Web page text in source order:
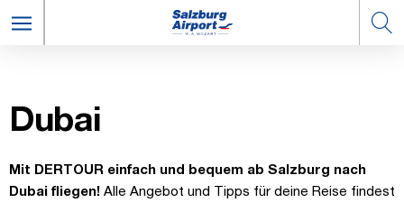
Du­bai
Mit DERTOUR einfach und bequem ab Salzburg nach
Dubai fliegen! Alle Angebot und Tipps für deine Reise findest